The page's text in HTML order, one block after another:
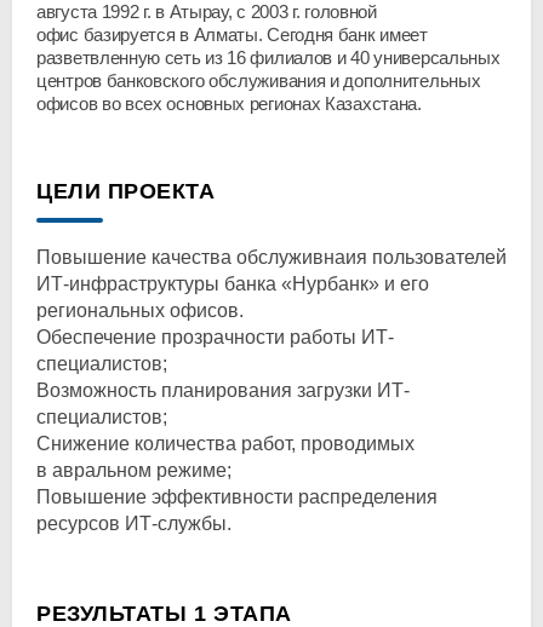
августа 1992 г. в Атырау, с 2003 г. головной
офис базируется в Алматы. Сегодня банк имеет
разветвленную сеть из 16 филиалов и 40 универсальных
центров банковского обслуживания и дополнительных
офисов во всех основных регионах Казахстана.
ЦЕЛИ ПРОЕКТА
Повышение качества обслуживнаия пользователей
ИТ-инфраструктуры банка «Нурбанк» и его
региональных офисов.
Обеспечение прозрачности работы ИТ-
специалистов;
Возможность планирования загрузки ИТ-
специалистов;
Снижение количества работ, проводимых
в авральном режиме;
Повышение эффективности распределения
ресурсов ИТ-службы.
РЕЗУЛЬТАТЫ 1 ЭТАПА